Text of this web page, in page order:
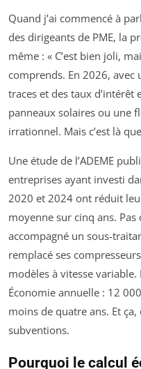
Quand j’ai commencé à
des dirigeants de PME, la
même : « C’est bien joli,
comprends. En 2026, avec
traces et des taux d’intérêt
panneaux solaires ou une
irrationnel. Mais c’est là
Une étude de l’ADEME
entreprises ayant investi
2020 et 2024 ont réduit
moyenne sur cinq ans. Pas
accompagné un sous-
remplacé ses
modèles à vitesse
Économie annuelle : 12
moins de quatre ans. Et ça,
subventions.
Pourquoi le calcul